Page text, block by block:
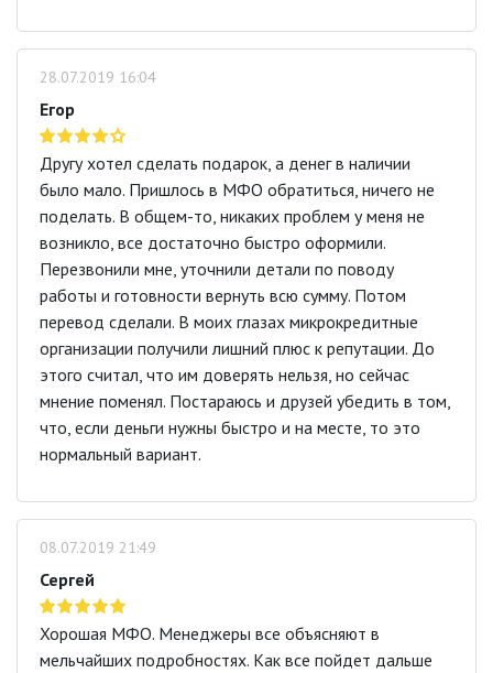
28.07.2019 16:04
Егор
Другу хотел сделать подарок, а денег в наличии
было мало. Пришлось в МФО обратиться, ничего не
поделать. В общем-то, никаких проблем у меня не
возникло, все достаточно быстро оформили.
Перезвонили мне, уточнили детали по поводу
работы и готовности вернуть всю сумму. Потом
перевод сделали. В моих глазах микрокредитные
организации получили лишний плюс к репутации. До
этого считал, что им доверять нельзя, но сейчас
мнение поменял. Постараюсь и друзей убедить в том,
что, если деньги нужны быстро и на месте, то это
нормальный вариант.
08.07.2019 21:49
Сергей
Хорошая МФО. Менеджеры все объясняют в
мельчайших подробностях. Как все пойдет дальше